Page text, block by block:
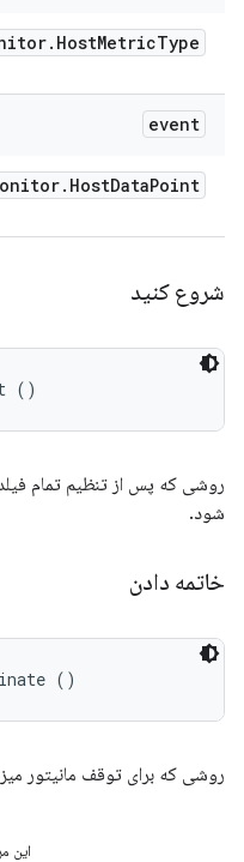
. HostMetricType
event
. HostDataPoint
شروع کنید
()
شود.
خاتمه دادن
()
روشی که برای توقف مانیتور
این